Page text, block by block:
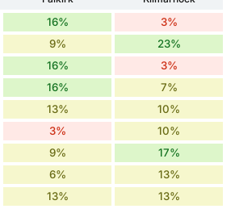
16% 3%
9% 23%
16% 3%
16% 7%
13% 10%
3% 10%
9% 17%
6% 13%
13% 13%